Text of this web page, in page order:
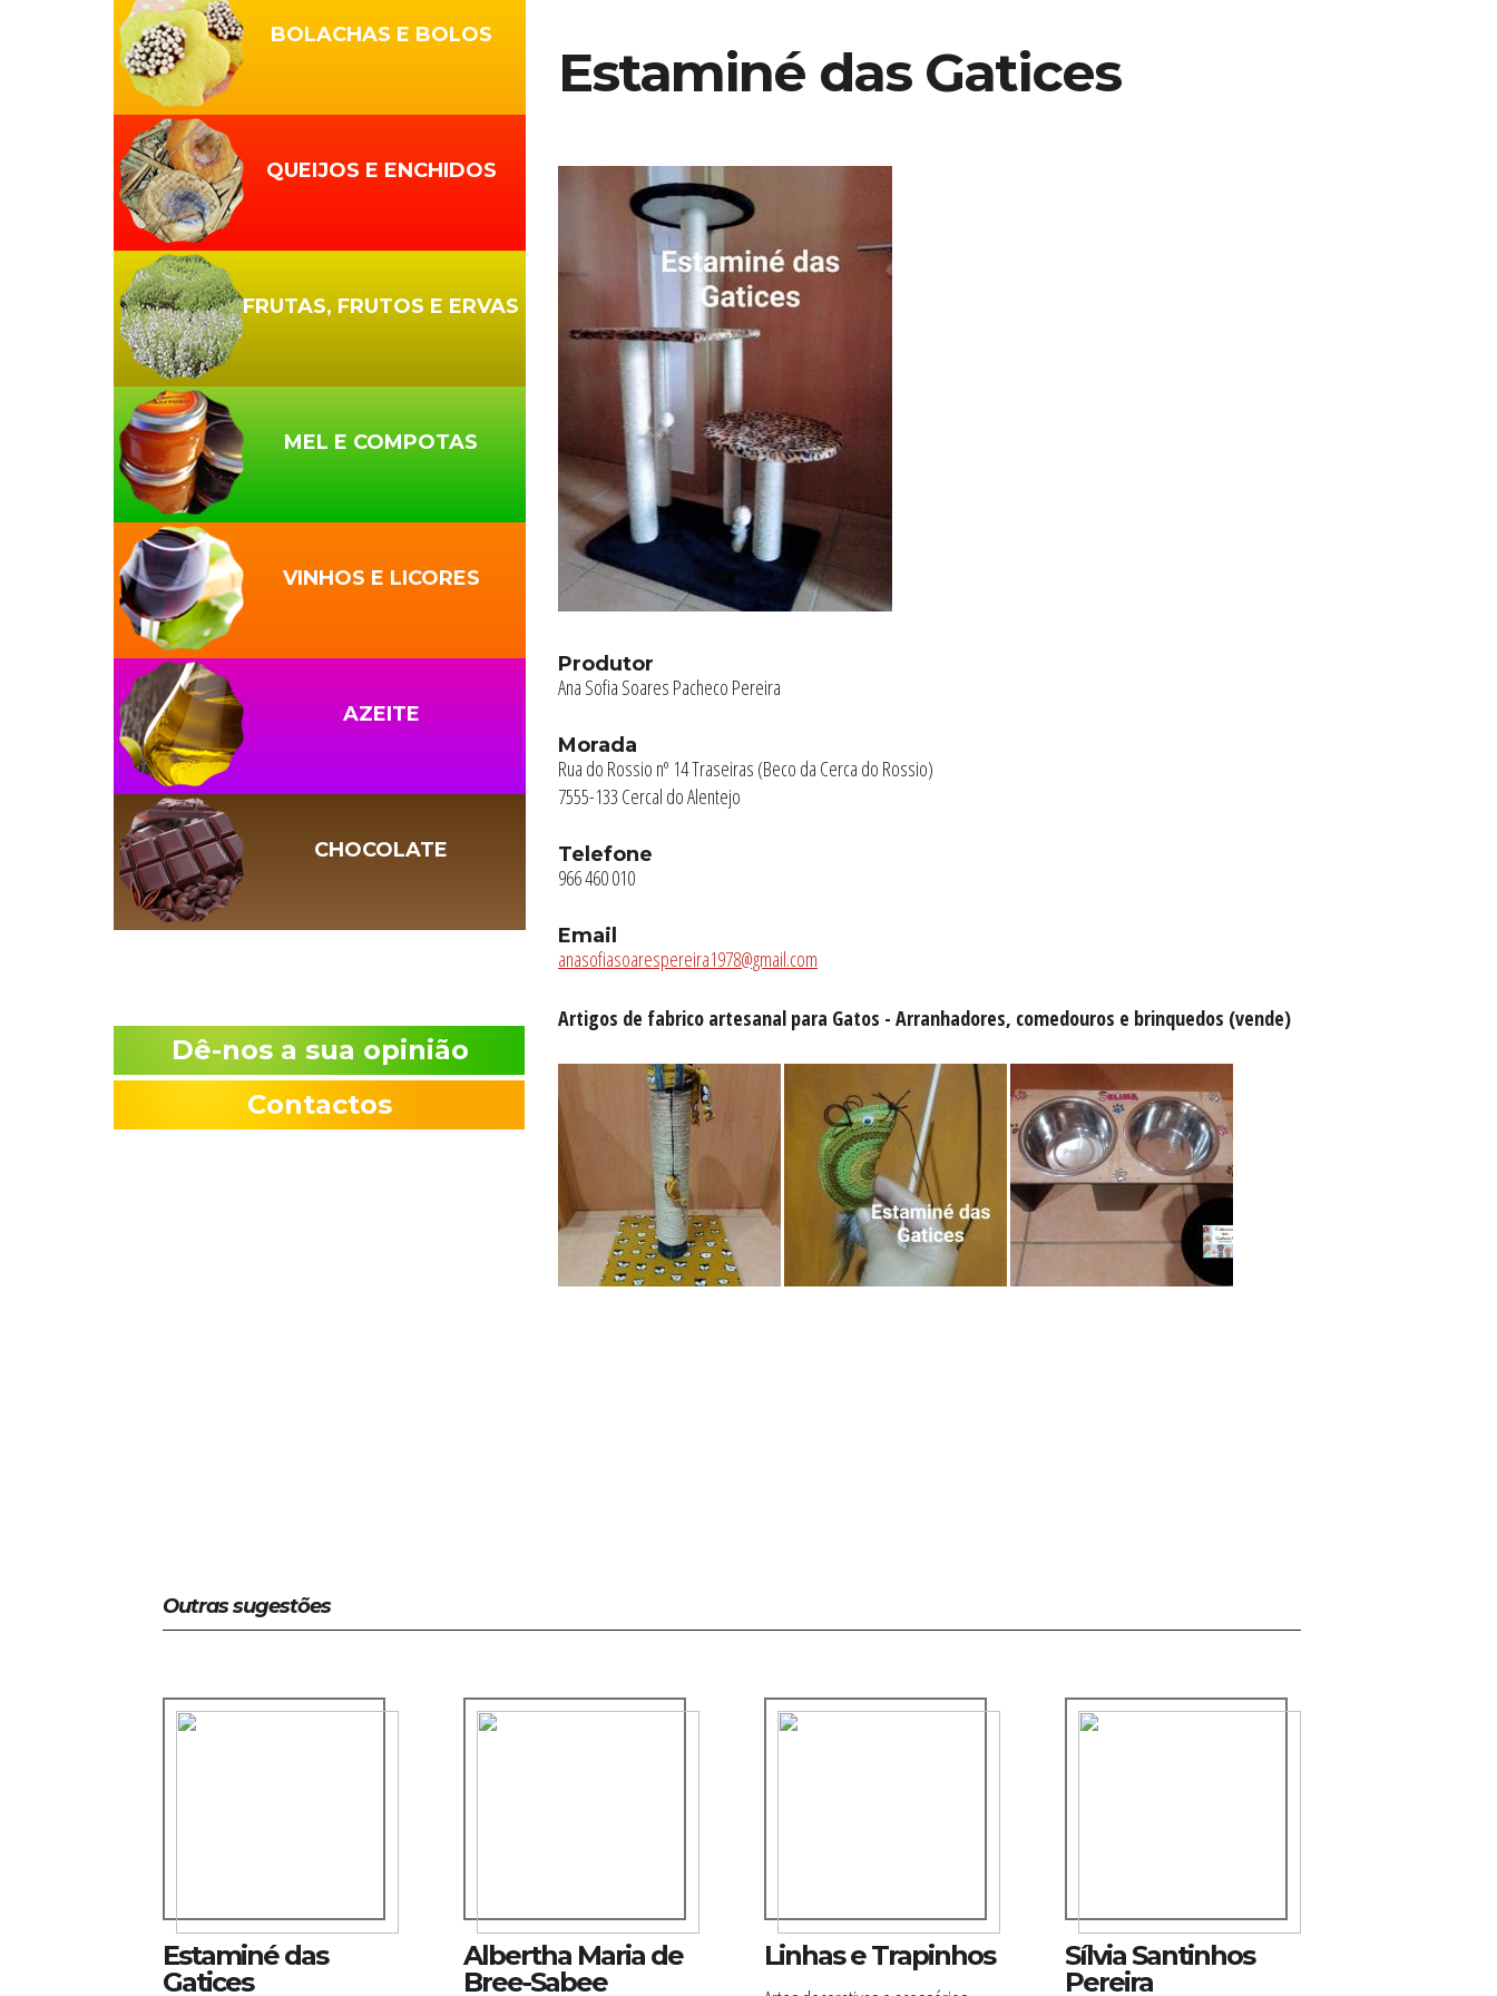
Estaminé das Gatices
Produtor
Ana Sofia Soares Pacheco Pereira
Morada
Rua do Rossio nº 14 Traseiras (Beco da Cerca do Rossio)
7555-133 Cercal do Alentejo
Telefone
966 460 010
Email
anasofiasoarespereira1978@gmail.com
Artigos de fabrico artesanal para Gatos - Arranhadores, comedouros e brinquedos (vende)
BOLACHAS E BOLOS
QUEIJOS E ENCHIDOS
FRUTAS, FRUTOS E ERVAS
MEL E COMPOTAS
VINHOS E LICORES
AZEITE
CHOCOLATE
Dê-nos a sua opinião
Contactos
Outras sugestões
Estaminé das
Gatices
Albertha Maria de
Bree-Sabee
Linhas e Trapinhos
Sílvia Santinhos
Pereira